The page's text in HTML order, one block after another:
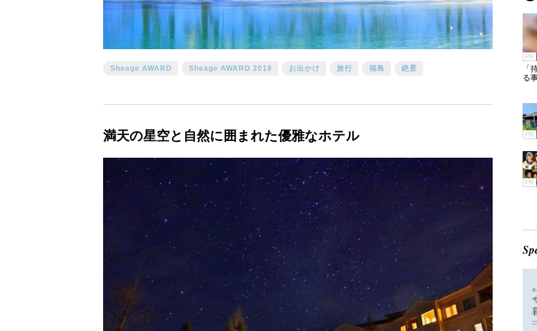
Sheage AWARD Sheage AWARD 2019 お出かけ 旅行 福島 絶景
満天の星空と自然に囲まれた優雅なホテル
PR
「
る
PR
PR